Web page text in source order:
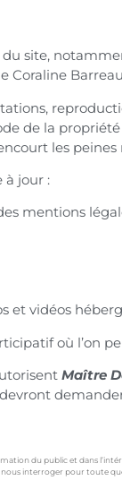
site,
Coraline
de la
les
à jour :
mentions
et vidéos
où l’on
Maître
du public et dans
nous interroger pour toute